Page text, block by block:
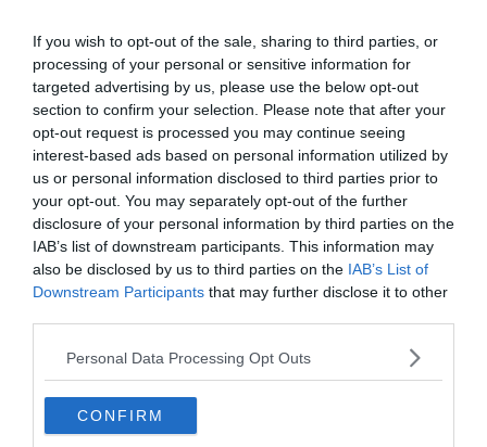
If you wish to opt-out of the sale, sharing to third parties, or
processing of your personal or sensitive information for
targeted advertising by us, please use the below opt-out
section to confirm your selection. Please note that after your
opt-out request is processed you may continue seeing
interest-based ads based on personal information utilized by
us or personal information disclosed to third parties prior to
your opt-out. You may separately opt-out of the further
disclosure of your personal information by third parties on the
IAB’s list of downstream participants. This information may
also be disclosed by us to third parties on the IAB’s List of
Downstream Participants that may further disclose it to other
Personal Data Processing Opt Outs
CONFIRM
követően, végül van egy pontjuk, viszonylag határozott védelem és
ez az optimizmusuk oka lehet. Az RB Leipzig-től kölcsönvett
Ademola Lookman egy remek szólógóllal kezdte a Fulham-beli
pályafutását, a Fulham szinte biztosan megszerezte volna mind a
három pontot a Sheffield United ellen, ha Mitrovic nem hagyja ki a
11-est. Az ellenfél formája mindenesetre bíztató a hazaiak
Liverpool – Sheffield
A Liverpool a Sheffield United-et fogadja, miközben Virgil van Dijk
nélkül próbálnak eredményesek lenni, és aligha válogathatott volna
megfelelőbb ellenfeleket, mint a Sheffield United, amely az első öt
Premier League-meccsén összesen kétszer talált be. Az élvonal
legtompább csapata, a Pengék is sérülési bajokkal küzdenek. Chris
elvesztése kicsi gond ahhoz képest, hogy John Fleck, Jack O’Connell
és Lys Mousset nélkül kell terveznie. A rekord igazolás Rhian